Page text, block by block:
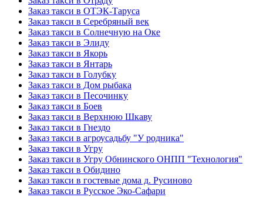
Заказ такси в ОТЭК-Таруса
Заказ такси в Серебряный век
Заказ такси в Солнечную на Оке
Заказ такси в Элиду
Заказ такси в Якорь
Заказ такси в Янтарь
Заказ такси в Голубку
Заказ такси в Дом рыбака
Заказ такси в Песочинку
Заказ такси в Боев
Заказ такси в Верхнюю Шкаву
Заказ такси в Гнездо
Заказ такси в агроусадьбу "У родника"
Заказ такси в Угру
Заказ такси в Угру Обнинского ОНПП "Технология"
Заказ такси в Обидино
Заказ такси в гостевые дома д. Русиново
Заказ такси в Русское Эко-Сафари